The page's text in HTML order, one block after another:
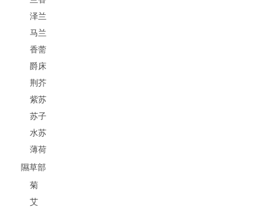
泽兰
马兰
香薷
爵床
荆芥
紫苏
苏子
水苏
薄荷
隰草部
菊
艾